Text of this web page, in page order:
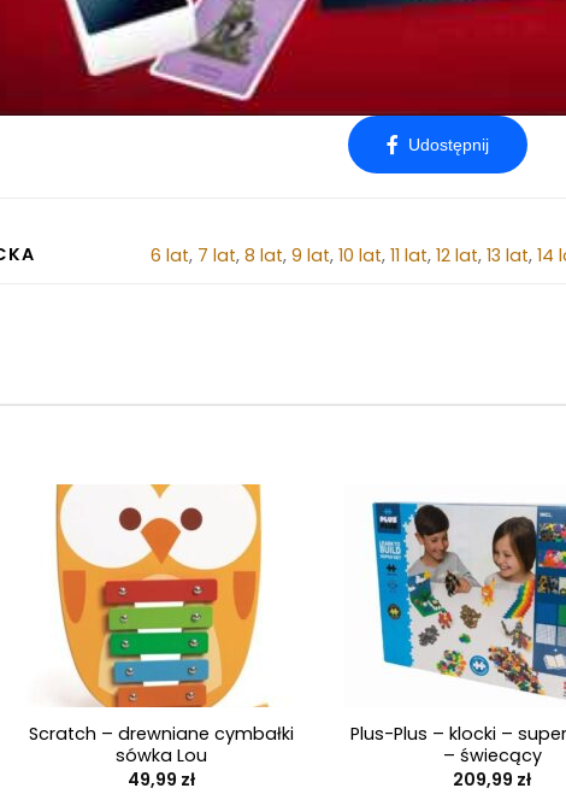
6 lat, 7 lat,8 lat,9 lat,10 lat,11 lat,12 lat,13 lat,14
Scratch – drewniane cymbałki
sówka Lou
49,99 zł
Plus-Plus – klocki –
– świecący
209,99 zł